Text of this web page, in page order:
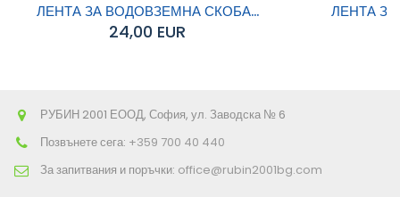
ЛЕНТА ЗА ВОДОВЗЕМНА СКОБА...
24,00 EUR
ЛЕНТА
РУБИН 2001 ЕООД, София, ул. Заводска № 6
Позвънете сега: +359 700 40 440
За запитвания и поръчки: office@rubin2001bg.com